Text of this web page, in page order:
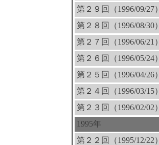
第２９回（1996/09/27）
第２８回（1996/08/30）
第２７回（1996/06/21）
第２６回（1996/05/24）
第２５回（1996/04/26）
第２４回（1996/03/15）
第２３回（1996/02/02）
1995年
第２２回（1995/12/22）